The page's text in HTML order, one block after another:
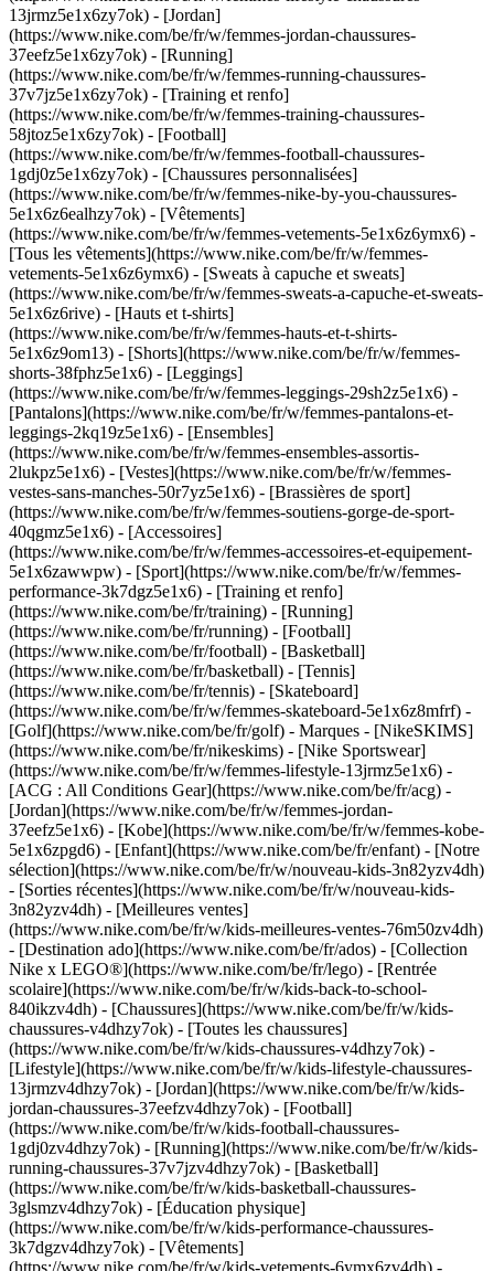
13jrmz5e1x6zy7ok) - [Jordan]
(https://www.nike.com/be/fr/w/femmes-jordan-chaussures-
37eefz5e1x6zy7ok) - [Running]
(https://www.nike.com/be/fr/w/femmes-running-chaussures-
37v7jz5e1x6zy7ok) - [Training et renfo]
(https://www.nike.com/be/fr/w/femmes-training-chaussures-
58jtoz5e1x6zy7ok) - [Football]
(https://www.nike.com/be/fr/w/femmes-football-chaussures-
1gdj0z5e1x6zy7ok) - [Chaussures personnalisées]
(https://www.nike.com/be/fr/w/femmes-nike-by-you-chaussures-
5e1x6z6ealhzy7ok) - [Vêtements]
(https://www.nike.com/be/fr/w/femmes-vetements-5e1x6z6ymx6) -
[Tous les vêtements](https://www.nike.com/be/fr/w/femmes-
vetements-5e1x6z6ymx6) - [Sweats à capuche et sweats]
(https://www.nike.com/be/fr/w/femmes-sweats-a-capuche-et-sweats-
5e1x6z6rive) - [Hauts et t-shirts]
(https://www.nike.com/be/fr/w/femmes-hauts-et-t-shirts-
5e1x6z9om13) - [Shorts](https://www.nike.com/be/fr/w/femmes-
shorts-38fphz5e1x6) - [Leggings]
(https://www.nike.com/be/fr/w/femmes-leggings-29sh2z5e1x6) -
[Pantalons](https://www.nike.com/be/fr/w/femmes-pantalons-et-
leggings-2kq19z5e1x6) - [Ensembles]
(https://www.nike.com/be/fr/w/femmes-ensembles-assortis-
2lukpz5e1x6) - [Vestes](https://www.nike.com/be/fr/w/femmes-
vestes-sans-manches-50r7yz5e1x6) - [Brassières de sport]
(https://www.nike.com/be/fr/w/femmes-soutiens-gorge-de-sport-
40qgmz5e1x6) - [Accessoires]
(https://www.nike.com/be/fr/w/femmes-accessoires-et-equipement-
5e1x6zawwpw) - [Sport](https://www.nike.com/be/fr/w/femmes-
performance-3k7dgz5e1x6) - [Training et renfo]
(https://www.nike.com/be/fr/training) - [Running]
(https://www.nike.com/be/fr/running) - [Football]
(https://www.nike.com/be/fr/football) - [Basketball]
(https://www.nike.com/be/fr/basketball) - [Tennis]
(https://www.nike.com/be/fr/tennis) - [Skateboard]
(https://www.nike.com/be/fr/w/femmes-skateboard-5e1x6z8mfrf) -
[Golf](https://www.nike.com/be/fr/golf) - Marques - [NikeSKIMS]
(https://www.nike.com/be/fr/nikeskims) - [Nike Sportswear]
(https://www.nike.com/be/fr/w/femmes-lifestyle-13jrmz5e1x6) -
[ACG : All Conditions Gear](https://www.nike.com/be/fr/acg) -
[Jordan](https://www.nike.com/be/fr/w/femmes-jordan-
37eefz5e1x6) - [Kobe](https://www.nike.com/be/fr/w/femmes-kobe-
5e1x6zpgd6) - [Enfant](https://www.nike.com/be/fr/enfant) - [Notre
sélection](https://www.nike.com/be/fr/w/nouveau-kids-3n82yzv4dh)
- [Sorties récentes](https://www.nike.com/be/fr/w/nouveau-kids-
3n82yzv4dh) - [Meilleures ventes]
(https://www.nike.com/be/fr/w/kids-meilleures-ventes-76m50zv4dh)
- [Destination ado](https://www.nike.com/be/fr/ados) - [Collection
Nike x LEGO®](https://www.nike.com/be/fr/lego) - [Rentrée
scolaire](https://www.nike.com/be/fr/w/kids-back-to-school-
840ikzv4dh) - [Chaussures](https://www.nike.com/be/fr/w/kids-
chaussures-v4dhzy7ok) - [Toutes les chaussures]
(https://www.nike.com/be/fr/w/kids-chaussures-v4dhzy7ok) -
[Lifestyle](https://www.nike.com/be/fr/w/kids-lifestyle-chaussures-
13jrmzv4dhzy7ok) - [Jordan](https://www.nike.com/be/fr/w/kids-
jordan-chaussures-37eefzv4dhzy7ok) - [Football]
(https://www.nike.com/be/fr/w/kids-football-chaussures-
1gdj0zv4dhzy7ok) - [Running](https://www.nike.com/be/fr/w/kids-
running-chaussures-37v7jzv4dhzy7ok) - [Basketball]
(https://www.nike.com/be/fr/w/kids-basketball-chaussures-
3glsmzv4dhzy7ok) - [Éducation physique]
(https://www.nike.com/be/fr/w/kids-performance-chaussures-
3k7dgzv4dhzy7ok) - [Vêtements]
(https://www.nike.com/be/fr/w/kids-vetements-6ymx6zv4dh) -